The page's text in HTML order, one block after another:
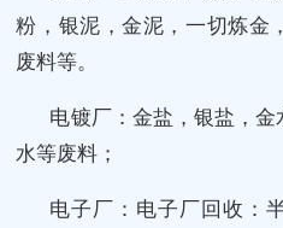
粉，银泥，金泥，一切炼金
废料等。
电镀厂：金盐，银盐，
水等废料；
电子厂： 电子厂回收：